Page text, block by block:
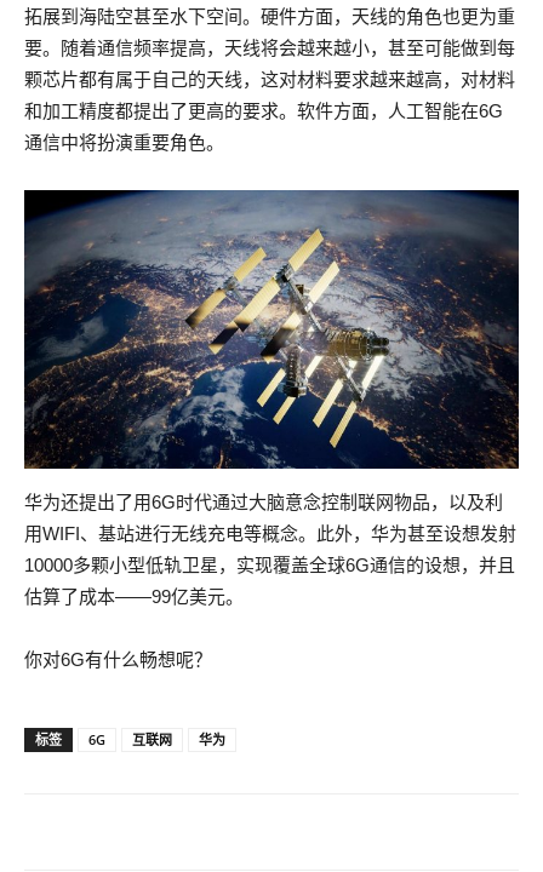
拓展到海陆空甚至水下空间。硬件方面，天线的角色也更为重
要。随着通信频率提高，天线将会越来越小，甚至可能做到每
颗芯片都有属于自己的天线，这对材料要求越来越高，对材料
和加工精度都提出了更高的要求。软件方面，人工智能在6G
通信中将扮演重要角色。
华为还提出了用6G时代通过大脑意念控制联网物品，以及利
用WIFI、基站进行无线充电等概念。此外，华为甚至设想发射
10000多颗小型低轨卫星，实现覆盖全球6G通信的设想，并且
估算了成本——99亿美元。
你对6G有什么畅想呢？
标签 6G 互联网 华为